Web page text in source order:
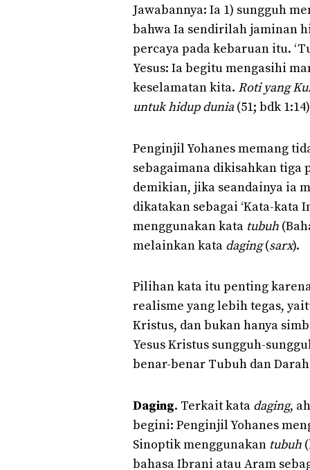
Jawabannya: Ia 1) sungguh
bahwa Ia sendirilah jaminan
percaya pada kebaruan itu.
Yesus: Ia begitu mengasihi
keselamatan kita. Roti yang
untuk hidup dunia (51; bdk
Penginjil Yohanes memang
sebagaimana dikisahkan
demikian, jika seandainya ia
dikatakan sebagai ‘Kata-kata
menggunakan kata tubuh
melainkan kata daging(sarx).
Pilihan kata itu penting
realisme yang lebih tegas,
Kristus, dan bukan hanya
Yesus Kristus sungguh-
benar-benar Tubuh dan
Daging. Terkait kata daging,
begini: Penginjil Yohanes
Sinoptik menggunakan tubuh
bahasa Ibrani atau Aram